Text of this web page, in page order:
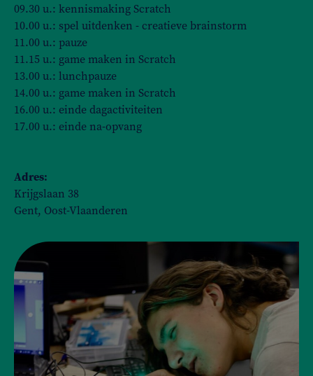
09.30 u.: kennismaking Scratch
10.00 u.: spel uitdenken - creatieve brainstorm
11.00 u.: pauze
11.15 u.: game maken in Scratch
13.00 u.: lunchpauze
14.00 u.: game maken in Scratch
16.00 u.: einde dagactiviteiten
17.00 u.: einde na-opvang
Adres:
Krijgslaan 38
Gent, Oost-Vlaanderen